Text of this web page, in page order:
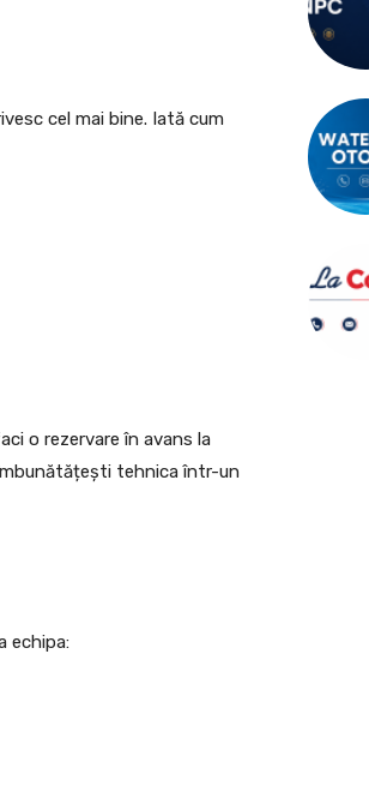
cel mai bine. Iată cum
o rezervare în avans la
tehnica într-un
echipa: